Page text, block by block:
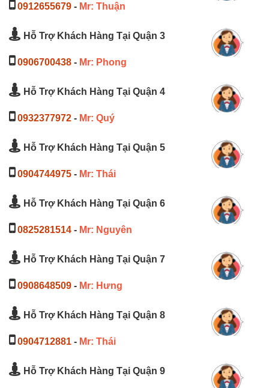
0912655679 - Mr: Thuận
Hỗ Trợ Khách Hàng Tại Quận 3
0906700438 - Mr: Phong
Hỗ Trợ Khách Hàng Tại Quận 4
0932377972 - Mr: Quý
Hỗ Trợ Khách Hàng Tại Quận 5
0904744975 - Mr: Thái
Hỗ Trợ Khách Hàng Tại Quận 6
0825281514 - Mr: Nguyên
Hỗ Trợ Khách Hàng Tại Quận 7
0908648509 - Mr: Hưng
Hỗ Trợ Khách Hàng Tại Quận 8
0904712881 - Mr: Thái
Hỗ Trợ Khách Hàng Tại Quận 9